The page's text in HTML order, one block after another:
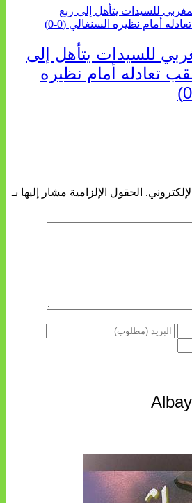
للسيدات يتأهل إلى
تعادله أمام نظيره
الحقول الإلزامية مشار إليها بـ